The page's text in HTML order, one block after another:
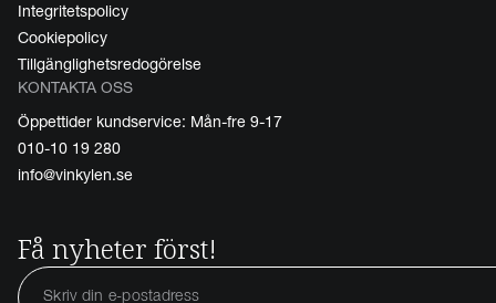
Integritetspolicy
Cookiepolicy
Tillgänglighetsredogörelse
KONTAKTA OSS
Öppettider kundservice: Mån-fre 9-17
010-10 19 280
info@vinkylen.se
Få nyheter först!